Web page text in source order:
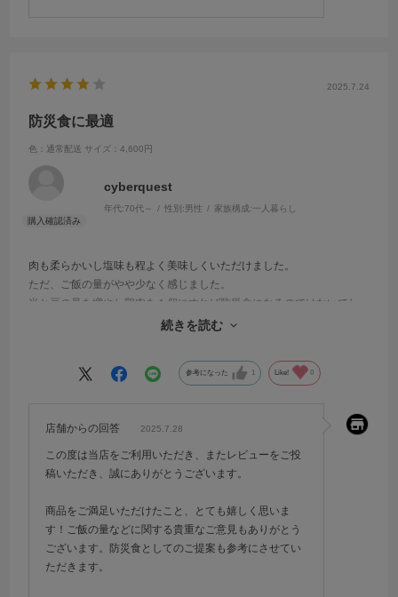
2025.7.24
防災食に最適
色：通常配送 サイズ：4,600円
cyberquest
年代:70代～ 性別:男性 家族構成:一人暮らし
肉も柔らかいし塩味も程よく美味しくいただけました。
ただ、ご飯の量がやや少なく感じました。
米と豆の量を増やし鶏肉を１個にすれば防災食になるのではないでし
続きを読む
参考になった 1 Like! 0
店舗からの回答 2025.7.28
この度は当店をご利用いただき、またレビューをご投
稿いただき、誠にありがとうございます。
商品をご満足いただけたこと、とても嬉しく思いま
す！ご飯の量などに関する貴重なご意見もありがとう
ございます。防災食としてのご提案も参考にさせてい
ただきます。